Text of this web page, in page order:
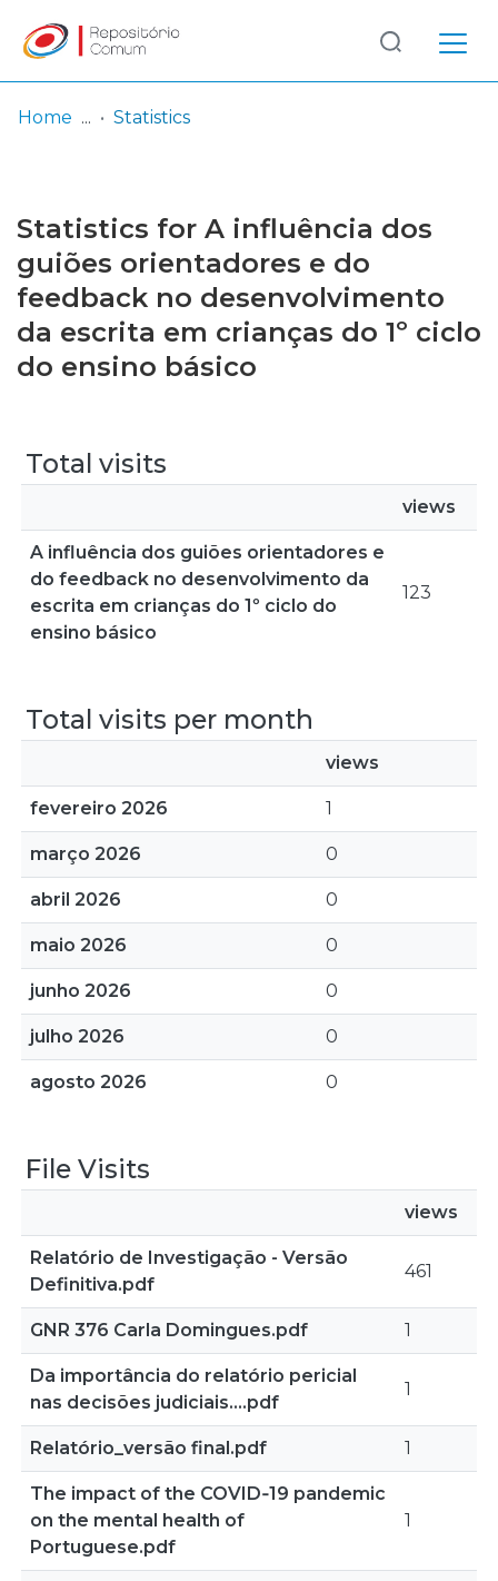
Browse repository
Entities
Log
In
(current)
Home Statistics
Statistics for A influência dos
guiões orientadores e do
feedback no desenvolvimento
da escrita em crianças do 1º ciclo
do ensino básico
Total visits
views
A influência dos guiões orientadores e
do feedback no desenvolvimento da
escrita em crianças do 1º ciclo do
ensino básico
123
Total visits per month
views
fevereiro 2026 1
março 2026 0
abril 2026 0
maio 2026 0
junho 2026 0
julho 2026 0
agosto 2026 0
File Visits
views
Relatório de Investigação - Versão
Definitiva.pdf
461
GNR 376 Carla Domingues.pdf 1
Da importância do relatório pericial
nas decisões judiciais....pdf
1
Relatório_versão final.pdf 1
The impact of the COVID‐19 pandemic
on the mental health of
Portuguese.pdf
1